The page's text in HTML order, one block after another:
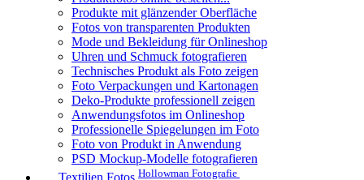
Produkte mit glänzender Oberfläche
Fotos von transparenten Produkten
Mode und Bekleidung für Onlineshop
Uhren und Schmuck fotografieren
Technisches Produkt als Foto zeigen
Foto Verpackungen und Kartonagen
Deko-Produkte professionell zeigen
Anwendungsfotos im Onlineshop
Professionelle Spiegelungen im Foto
Foto von Produkt in Anwendung
PSD Mockup-Modelle fotografieren
Textilien Fotos Hollowman Fotografie